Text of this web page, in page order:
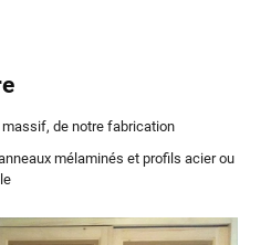
massif, de notre fabrication
mélaminés et profils acier ou